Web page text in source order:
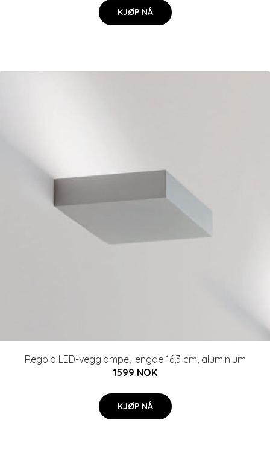
KJØP NÅ
Regolo LED-vegglampe, lengde 16,3 cm, aluminium
1599 NOK
KJØP NÅ